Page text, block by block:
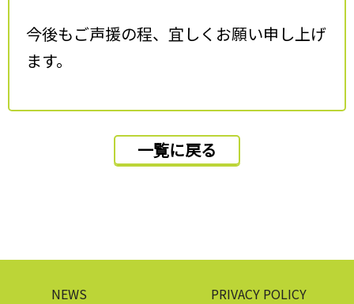
今後もご声援の程、宜しくお願い申し上げ
ます。
一覧に戻る
NEWS PRIVACY POLICY